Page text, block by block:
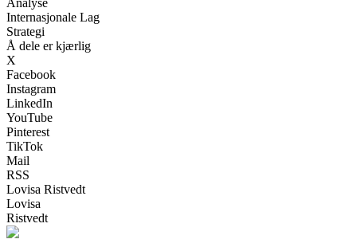
Analyse
Internasjonale Lag
Strategi
Å dele er kjærlig
X
Facebook
Instagram
LinkedIn
YouTube
Pinterest
TikTok
Mail
RSS
Lovisa Ristvedt
Lovisa
Ristvedt